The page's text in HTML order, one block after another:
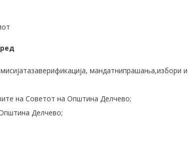
мандатнипрашања,избори и
на Советот на Општина Делчево;
Делчево;